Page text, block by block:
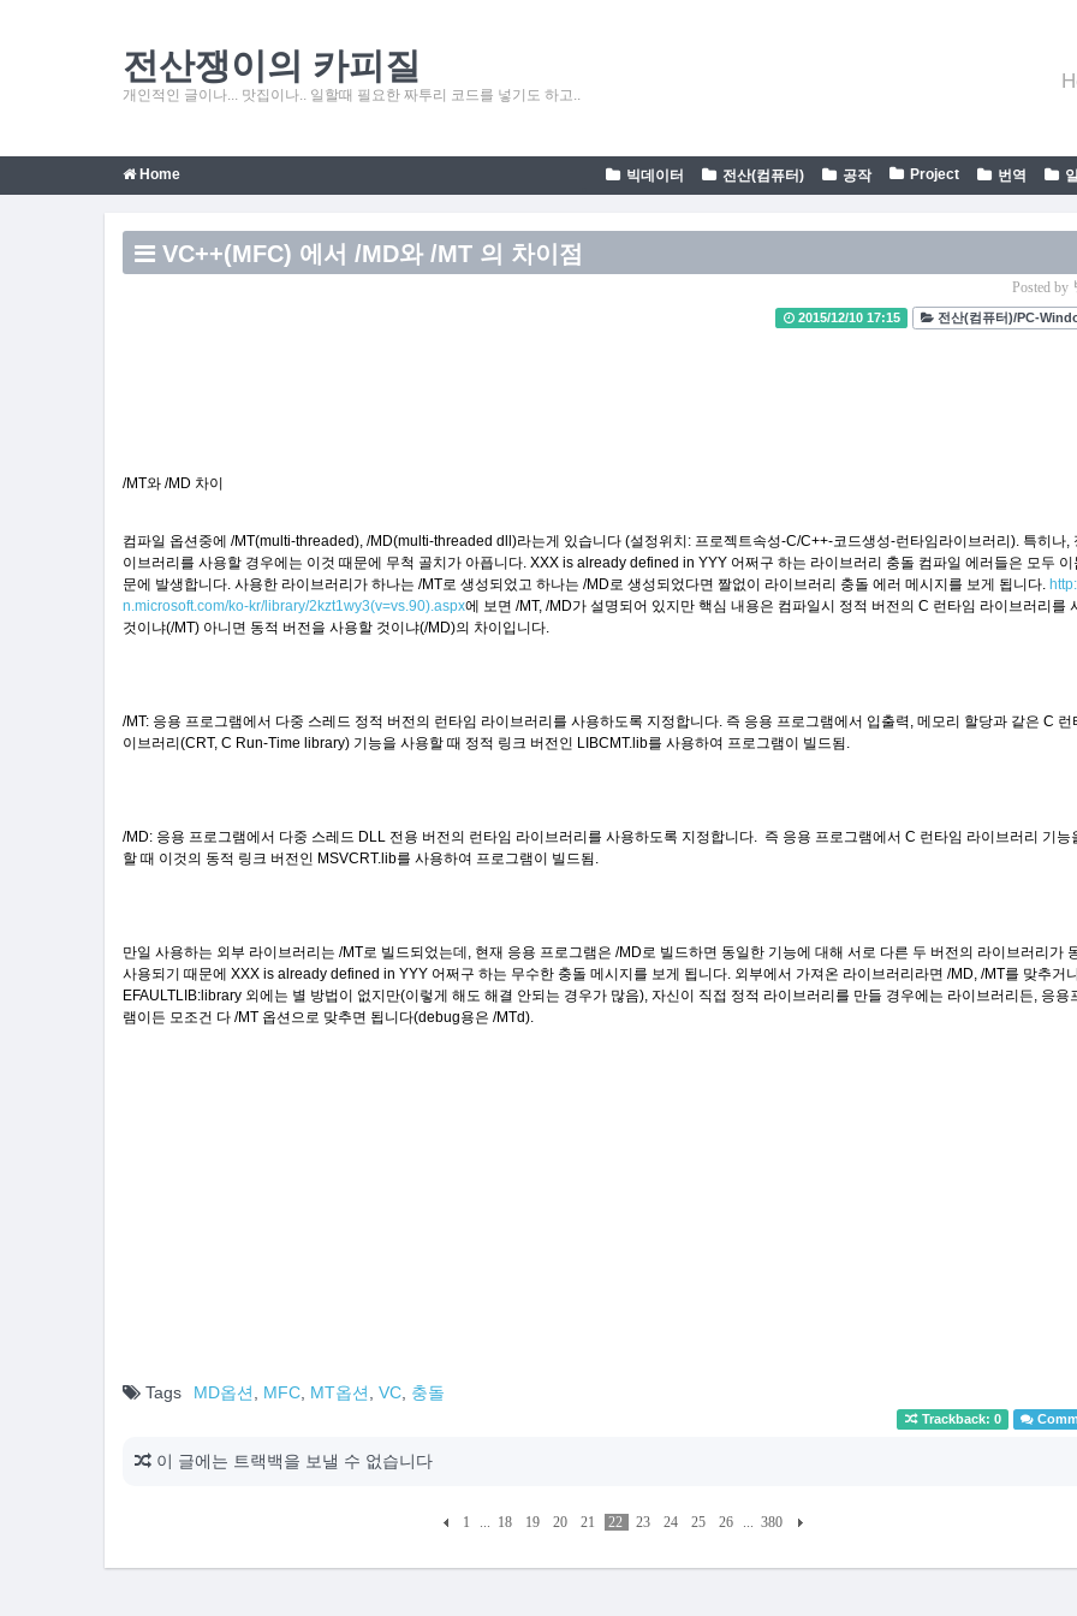
전산쟁이의 카피질
개인적인 글이나... 맛집이나.. 일할때 필요한 짜투리 코드를 넣기도 하고..
빅데이터 전산(컴퓨터) 공작 Project 번역
Home
VC++(MFC) 에서 /MD와 /MT 의 차이점
Posted by
2015/12/10 17:15 전산(컴퓨터)/PC-
/MT와 /MD 차이
컴파일 옵션중에 /MT(multi-threaded), /MD(multi-threaded dll)라는게 있습니다 (설정위치: 프로젝트속성-C/C++-코드생성-런타임라이브러리). 특히나,
이브러리를 사용할 경우에는 이것 때문에 무척 골치가 아픕니다. XXX is already defined in YYY 어쩌구 하는 라이브러리 충돌 컴파일 에러들은 모두 이
문에 발생합니다. 사용한 라이브러리가 하나는 /MT로 생성되었고 하나는 /MD로 생성되었다면 짤없이 라이브러리 충돌 에러 메시지를 보게 됩니다.
n.microsoft.com/ko-kr/library/2kzt1wy3(v=vs.90).aspx에 보면 /MT, /MD가 설명되어 있지만 핵심 내용은 컴파일시 정적 버전의 C 런타임 라이브러리를
것이냐(/MT) 아니면 동적 버전을 사용할 것이냐(/MD)의 차이입니다.
/MT: 응용 프로그램에서 다중 스레드 정적 버전의 런타임 라이브러리를 사용하도록 지정합니다. 즉 응용 프로그램에서 입출력, 메모리 할당과 같은 C 런
이브러리(CRT, C Run-Time library) 기능을 사용할 때 정적 링크 버전인 LIBCMT.lib를 사용하여 프로그램이 빌드됨.
/MD: 응용 프로그램에서 다중 스레드 DLL 전용 버전의 런타임 라이브러리를 사용하도록 지정합니다. 즉 응용 프로그램에서 C 런타임 라이브러리 기능
할 때 이것의 동적 링크 버전인 MSVCRT.lib를 사용하여 프로그램이 빌드됨.
만일 사용하는 외부 라이브러리는 /MT로 빌드되었는데, 현재 응용 프로그램은 /MD로 빌드하면 동일한 기능에 대해 서로 다른 두 버전의 라이브러리가
사용되기 때문에 XXX is already defined in YYY 어쩌구 하는 무수한 충돌 메시지를 보게 됩니다. 외부에서 가져온 라이브러리라면 /MD, /MT를 맞추거
EFAULTLIB:library 외에는 별 방법이 없지만(이렇게 해도 해결 안되는 경우가 많음), 자신이 직접 정적 라이브러리를 만들 경우에는 라이브러리든, 응용
램이든 모조건 다 /MT 옵션으로 맞추면 됩니다(debug용은 /MTd).
Tags MD옵션 MFC MT옵션 VC 충돌
Trackback: 0
이 글에는 트랙백을 보낼 수 없습니다
1 ... 18 19 20 21 22 23 24 25 26 ... 380